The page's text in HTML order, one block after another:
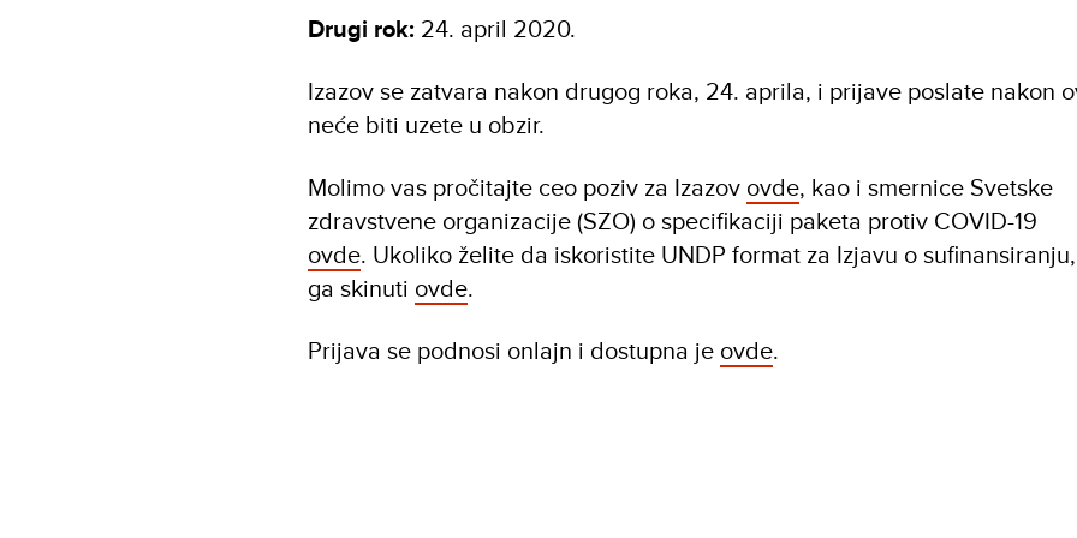
Drugi rok: 24. april 2020.
Izazov se zatvara nakon drugog roka, 24. aprila, i prijave poslate nakon
neće biti uzete u obzir.
Molimo vas pročitajte ceo poziv za Izazov ovde, kao i smernice Svetske
zdravstvene organizacije (SZO) o specifikaciji paketa protiv COVID-19
ovde. Ukoliko želite da iskoristite UNDP format za Izjavu o
ga skinuti ovde.
Prijava se podnosi onlajn i dostupna je ovde.